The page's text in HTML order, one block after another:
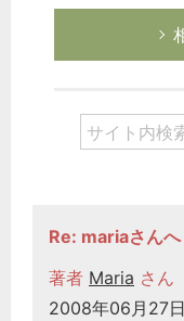
Re: mariaさんへ
著者 Maria さん
2008年06月27